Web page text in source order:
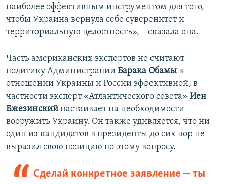
наиболее эффективным инструментом для того,
чтобы Украина вернула себе суверенитет и
территориальную целостность», ‒ сказала она.
Часть американских экспертов не считают
политику Администрации Барака Обамы в
отношении Украины и России эффективной, в
частности эксперт «Атлантического совета» Иен
Бжезинский настаивает на необходимости
вооружить Украину. Он также удивляется, что ни
один из кандидатов в президенты до сих пор не
выразил свою позицию по этому вопросу.
Сделай конкретное заявление ‒ ты